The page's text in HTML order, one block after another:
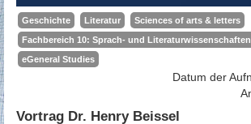
Geschichte Literatur
Sciences of arts & letters
Fachbereich 10: Sprach- und Literaturwissenschaften
eGeneral Studies
Datum der
Vortrag Dr. Henry Beissel